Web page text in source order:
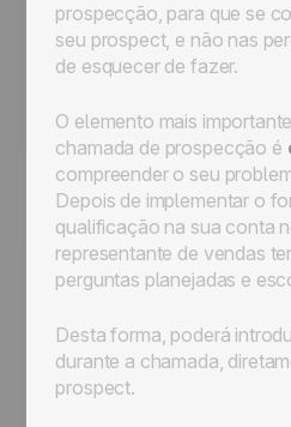
prospecção, para que se
seu prospect, e não nas
de esquecer de fazer.
O elemento mais
chamada de prospecção é
compreender o seu
Depois de implementar o
qualificação na sua conta
representante de vendas
perguntas planejadas e
Desta forma, poderá
durante a chamada,
prospect.